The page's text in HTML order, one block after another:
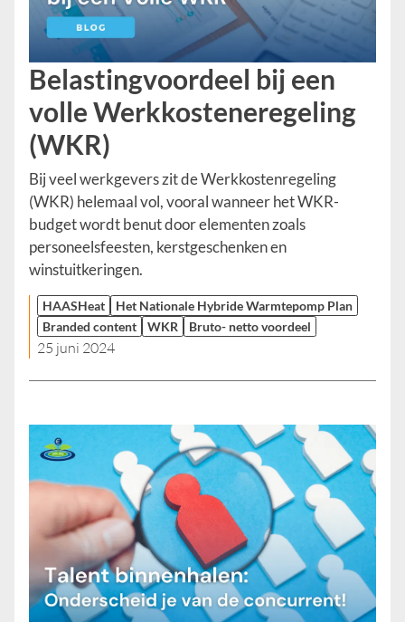
Belastingvoordeel bij een
volle Werkkosteneregeling
(WKR)
Bij veel werkgevers zit de Werkkostenregeling
(WKR) helemaal vol, vooral wanneer het WKR-
budget wordt benut door elementen zoals
personeelsfeesten, kerstgeschenken en
winstuitkeringen.
HAASHeat
Het Nationale Hybride Warmtepomp Plan
Branded content
WKR Bruto- netto voordeel
25 juni 2024